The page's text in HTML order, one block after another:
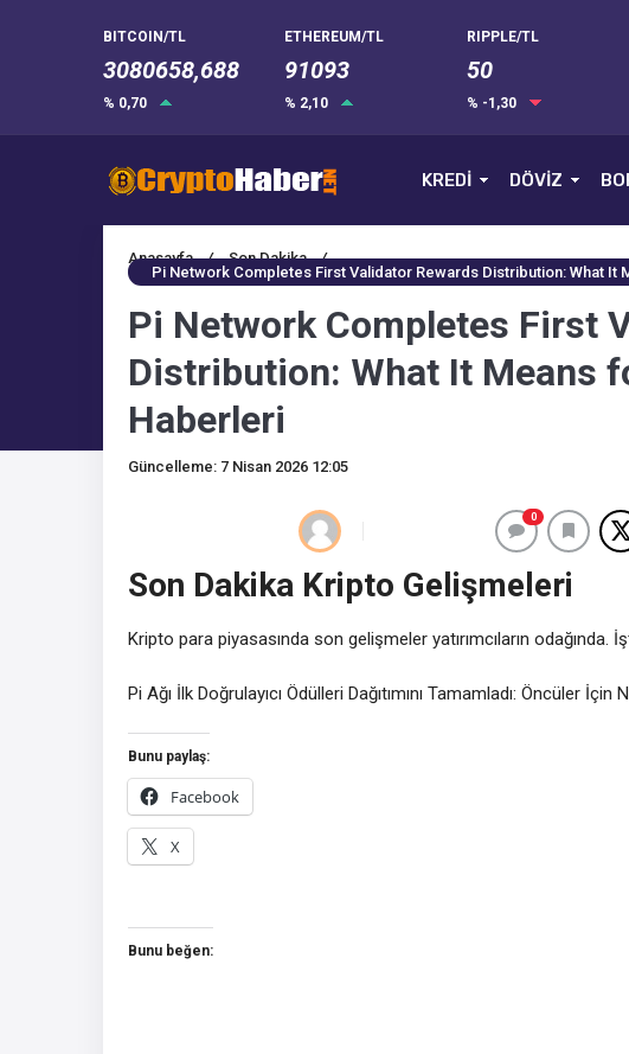
BITCOIN/TL
3080658,688
% 0,70
ETHEREUM/TL
91093
% 2,10
RIPPLE/TL
50
% -1,30
KREDİ DÖVİZ
Anasayfa / Son Dakika
/
Pi Network Completes First Validator Rewards Distribution: What
Pi Network Completes First
Distribution: What It Means
Haberleri
Güncelleme: 7 Nisan 2026 12:05
0
Son Dakika Kripto Gelişmeleri
Kripto para piyasasında son gelişmeler yatırımcıların odağında.
Pi Ağı İlk Doğrulayıcı Ödülleri Dağıtımını Tamamladı: Öncüler İçin
Bunu paylaş:
Facebook
X
Bunu beğen: